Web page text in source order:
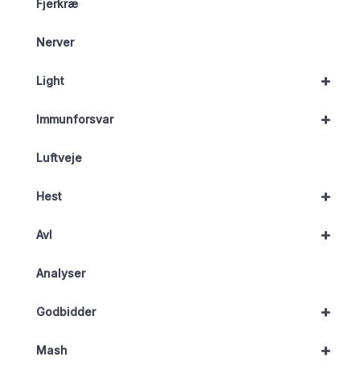
Fjerkræ
Nerver
+
Light
+
Immunforsvar
Luftveje
+
Hest
+
Avl
Analyser
+
Godbidder
+
Mash